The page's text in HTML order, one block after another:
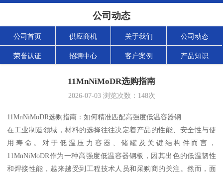
公司动态
公司首页 供应商机 关于我们 公司动态
荣誉认证 招聘中心 客户案例 产品知识
11MnNiMoDR选购指南
2026-07-03浏览次数： 148次
11MnNiMoDR选购指南：如何精准匹配高强度低温容器钢
在工业制造领域，材料的选择往往决定着产品的性能、安全性与使
用寿命。对于低温压力容器、储罐及关键结构件而言，
11MnNiMoDR作为一种高强度低温容器钢板，因其出色的低温韧性
和焊接性能，越来越受到工程技术人员和采购商的关注。然而，面